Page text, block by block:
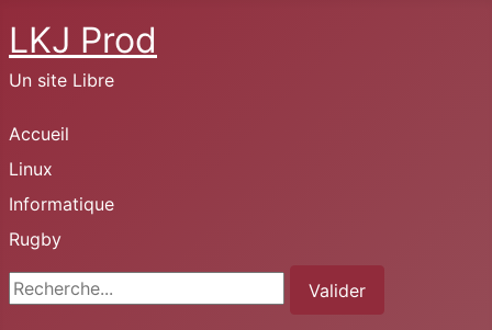
LKJ Prod
Un site Libre
Accueil
Linux
Informatique
Rugby
Rechercher
Valider